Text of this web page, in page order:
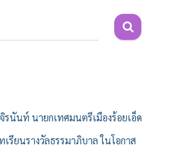
รนันท์ นายกเทศมนตรีเมืองร้อยเอ็ด
รียนรางวัลธรรมาภิบาล ในโอกาส